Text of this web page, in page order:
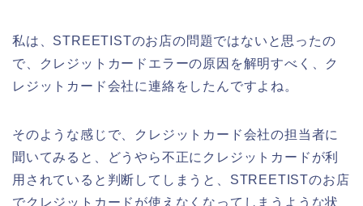
私は、STREETISTのお店の問題ではないと思ったの
で、クレジットカードエラーの原因を解明すべく、ク
レジットカード会社に連絡をしたんですよね。
そのような感じで、クレジットカード会社の担当者に
聞いてみると、どうやら不正にクレジットカードが利
用されていると判断してしまうと、STREETISTのお店
でクレジットカードが使えなくなってしまうような状